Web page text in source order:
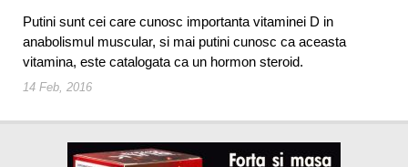
Putini sunt cei care cunosc importanta vitaminei D in
anabolismul muscular, si mai putini cunosc ca aceasta
vitamina, este catalogata ca un hormon steroid.
14 Feb, 2016